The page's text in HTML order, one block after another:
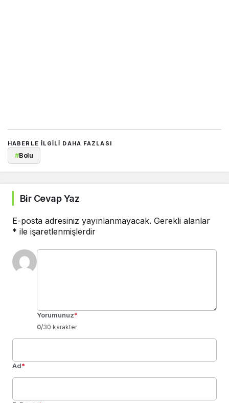
HABERLE ILGILI DAHA FAZLASI
#Bolu
Bir Cevap Yaz
E-posta adresiniz yayınlanmayacak. Gerekli alanlar
* ile işaretlenmişlerdir
Yorumunuz*
0/30 karakter
Ad*